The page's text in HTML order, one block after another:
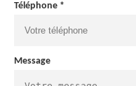
Téléphone *
Message